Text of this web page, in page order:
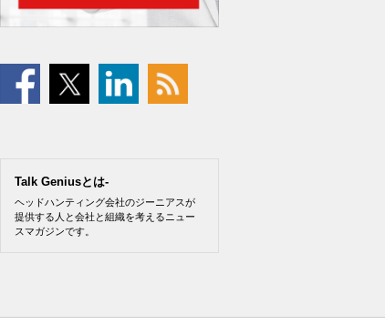
Talk Geniusとは-
ヘッドハンティング会社のジーニアスが
提供する人と会社と組織を考えるニュー
スマガジンです。